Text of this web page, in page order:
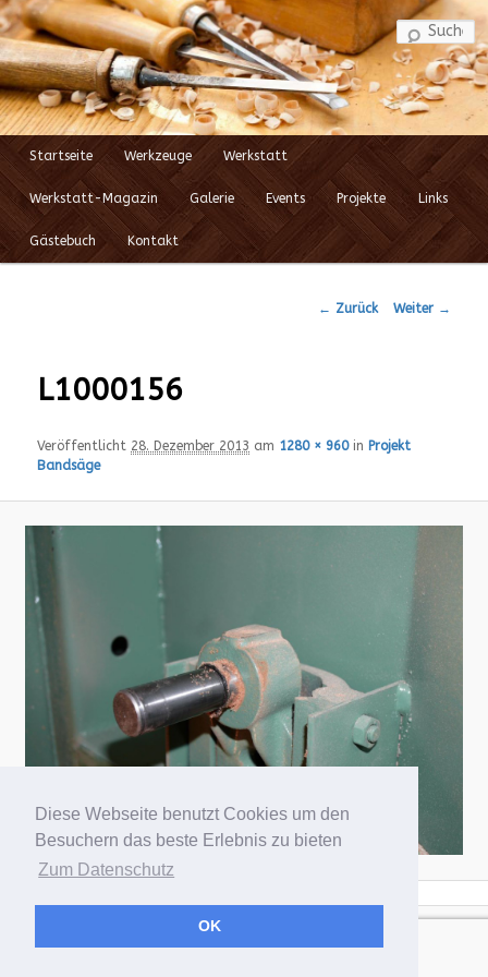
Diese Webseite benutzt Cookies um den
Besuchern das beste Erlebnis zu bieten
Zum Datenschutz
OK
Hauptmenü
Zum
Inhalt
wechseln
Startseite Werkzeuge Werkstatt
Werkstatt-Magazin Galerie Events Projekte Links
Gästebuch Kontakt
← Zurück Weiter →
L1000156
Veröffentlicht 28. Dezember 2013 am 1280 × 960in Projekt
Bandsäge